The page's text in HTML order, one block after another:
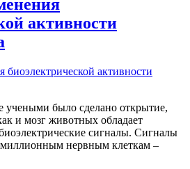
активности
учеными было сделано открытие,
и мозг животных обладает
сигналы. Сигналы
нервным клеткам –